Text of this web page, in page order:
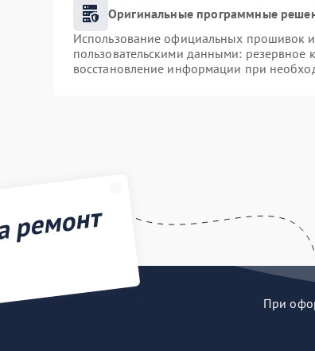
Оригинальные программные
Использование официальных прошивок и
пользовательскими данными: резервное
восстановление информации при
ремонт
При